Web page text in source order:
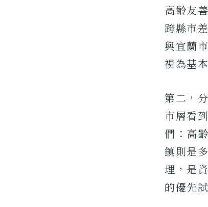
高齡友
跨縣市
與宜蘭
視為基
第二，
市層看
們：高
鎮則是
理，是
的優先